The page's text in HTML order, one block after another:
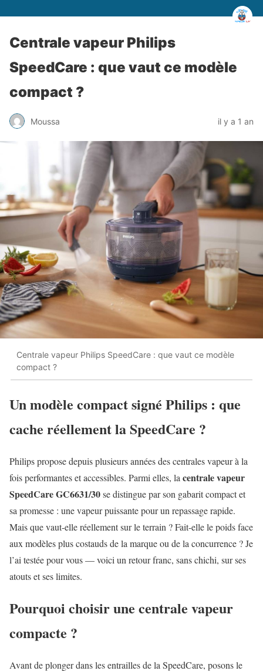
Centrale vapeur Philips
SpeedCare : que vaut ce modèle
compact ?
Moussa il y a 1 an
Centrale vapeur Philips SpeedCare : que vaut ce modèle
compact ?
Un modèle compact signé Philips : que
cache réellement la SpeedCare ?
Philips propose depuis plusieurs années des centrales vapeur à la
fois performantes et accessibles. Parmi elles, la centrale vapeur
SpeedCare GC6631/30se distingue par son gabarit compact et
sa promesse : une vapeur puissante pour un repassage rapide.
Mais que vaut-elle réellement sur le terrain ? Fait-elle le poids face
aux modèles plus costauds de la marque ou de la concurrence ? Je
l’ai testée pour vous — voici un retour franc, sans chichi, sur ses
atouts et ses limites.
Pourquoi choisir une centrale vapeur
compacte ?
Avant de plonger dans les entrailles de la SpeedCare, posons le